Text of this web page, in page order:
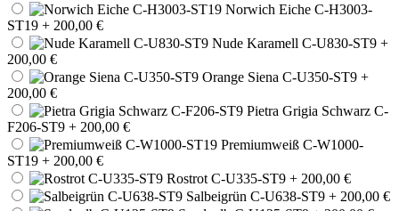
Norwich Eiche C-H3003-
ST19 + 200,00 €
Nude Karamell C-U830-ST9 +
200,00 €
Orange Siena C-U350-ST9 +
200,00 €
Pietra Grigia Schwarz C-
F206-ST9 + 200,00 €
Premiumweiß C-W1000-
ST19 + 200,00 €
Rostrot C-U335-ST9 + 200,00 €
Salbeigrün C-U638-ST9 + 200,00 €